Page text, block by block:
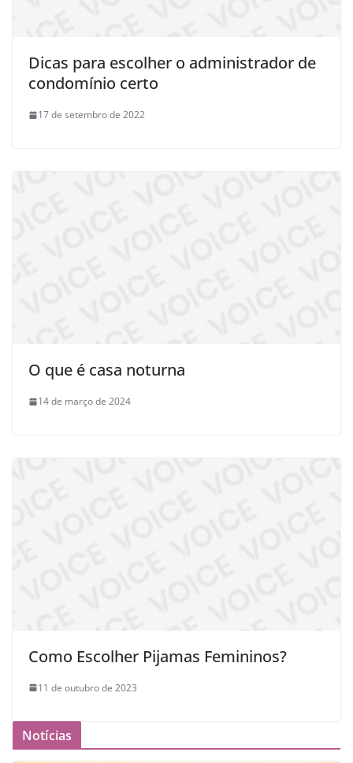
Dicas para escolher o administrador de
condomínio certo
17 de setembro de 2022
O que é casa noturna
14 de março de 2024
Como Escolher Pijamas Femininos?
11 de outubro de 2023
Notícias